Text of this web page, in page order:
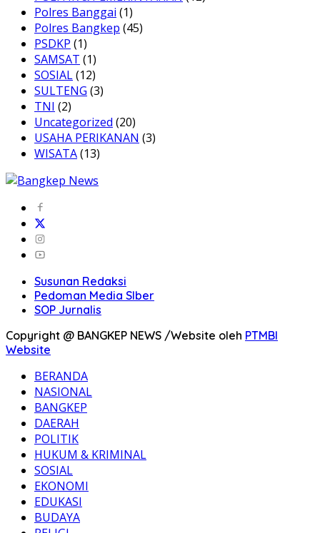
Polres Banggai (1)
Polres Bangkep (45)
PSDKP (1)
SAMSAT (1)
SOSIAL(12)
SULTENG (3)
TNI (2)
Uncategorized (20)
USAHA PERIKANAN (3)
WISATA(13)
Susunan Redaksi
Pedoman Media SIber
SOP Jurnalis
Copyright @ BANGKEP NEWS /Website oleh PTMBI
Website
BERANDA
NASIONAL
BANGKEP
DAERAH
POLITIK
HUKUM & KRIMINAL
SOSIAL
EKONOMI
EDUKASI
BUDAYA